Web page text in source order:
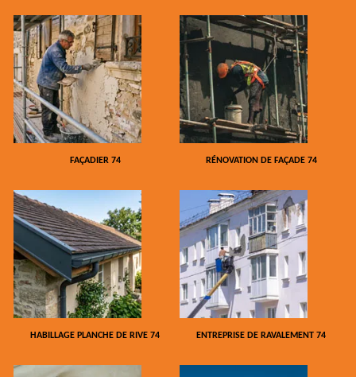
FAÇADIER 74 RÉNOVATION DE FAÇADE 74
HABILLAGE PLANCHE DE RIVE 74 ENTREPRISE DE RAVALEMENT 74